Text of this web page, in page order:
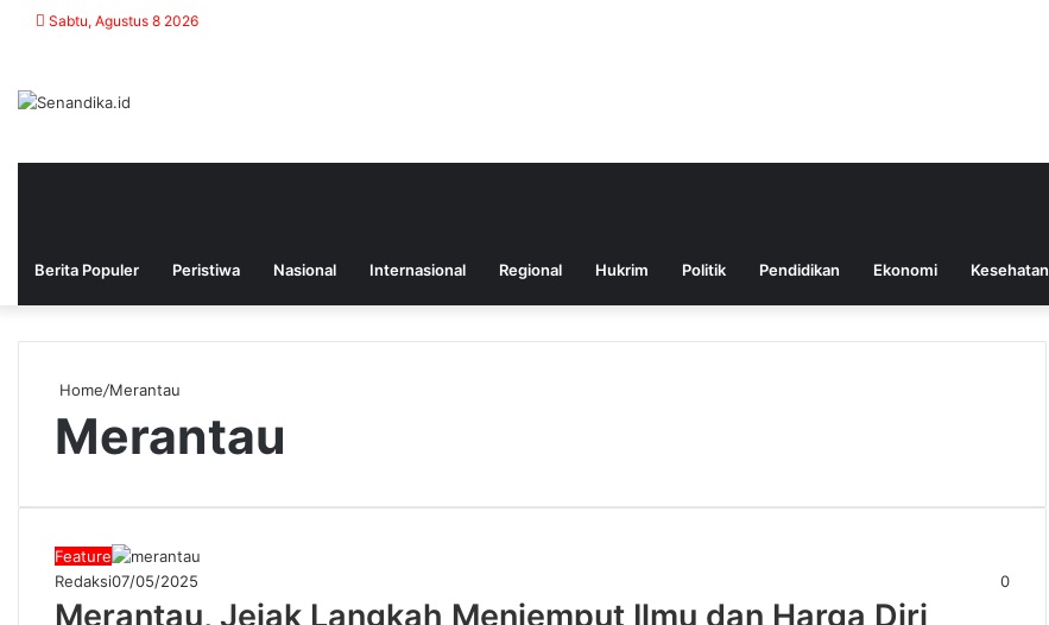
Sabtu, Agustus 8 2026
Berita Populer Peristiwa Nasional Internasional Regional Hukrim Politik Pendidikan Ekonomi Kesehatan
Home/Merantau
Merantau
Feature
Redaksi07/05/2025 0
Merantau, Jejak Langkah Menjemput Ilmu dan Harga Diri